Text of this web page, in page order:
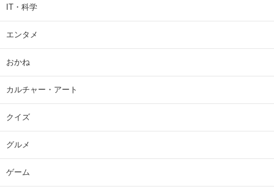
IT・科学
エンタメ
おかね
カルチャー・アート
クイズ
グルメ
ゲーム